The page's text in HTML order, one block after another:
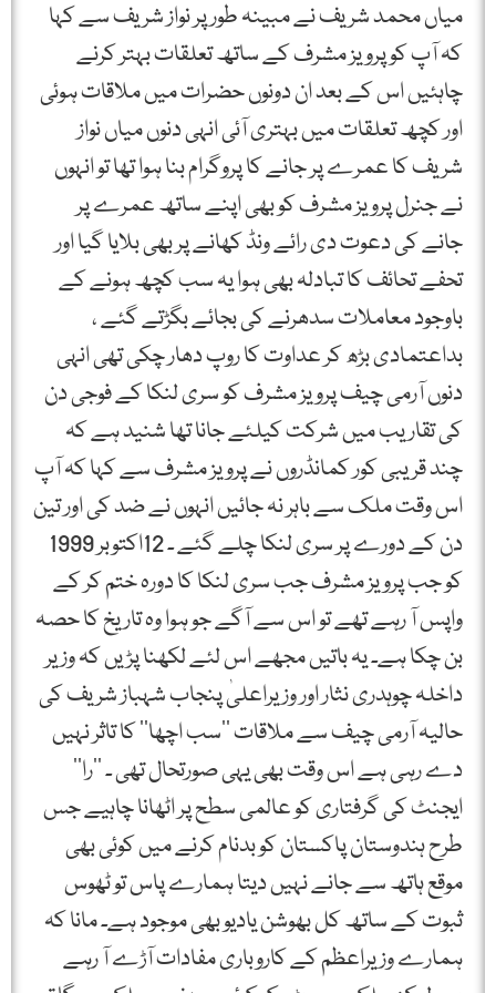
میاں محمد شریف نے مبینہ طور پر نواز شریف سے کہا
کہ آپ کو پرویز مشرف کے ساتھ تعلقات بہتر کرنے
چاہئیں اس کے بعد ان دونوں حضرات میں ملاقات ہوئی
اور کچھ تعلقات میں بہتری آئی انہی دنوں میاں نواز
شریف کا عمرے پر جانے کا پروگرام بنا ہوا تھا تو انہوں
نے جنرل پرویز مشرف کو بھی اپنے ساتھ عمرے پر
جانے کی دعوت دی رائے ونڈ کھانے پر بھی بلایا گیا اور
تحفے تحائف کا تبادلہ بھی ہوا یہ سب کچھ ہونے کے
باوجود معاملات سدھرنے کی بجائے بگڑتے گئے ،
بداعتمادی بڑھ کر عداوت کا روپ دھار چکی تھی انہی
دنوں آرمی چیف پرویز مشرف کو سری لنکا کے فوجی دن
کی تقاریب میں شرکت کیلئے جانا تھا شنید ہے کہ
چند قریبی کور کمانڈروں نے پرویز مشرف سے کہا کہ آپ
اس وقت ملک سے باہر نہ جائیں انہوں نے ضد کی اور تین
دن کے دورے پر سری لنکا چلے گئے ۔ 12اکتوبر 1999
کو جب پرویز مشرف جب سری لنکا کا دورہ ختم کر کے
واپس آ رہے تھے تو اس سے آگے جو ہوا وہ تاریخ کا حصہ
بن چکا ہے۔ یہ باتیں مجھے اس لئے لکھنا پڑیں کہ وزیر
داخلہ چوہدری نثار اور وزیراعلیٰ پنجاب شہباز شریف کی
حالیہ آرمی چیف سے ملاقات ’’سب اچھا‘‘ کا تاثر نہیں
دے رہی ہے اس وقت بھی یہی صورتحال تھی ۔ ’’را‘‘
ایجنٹ کی گرفتاری کو عالمی سطح پر اٹھانا چاہیے جس
طرح ہندوستان پاکستان کو بدنام کرنے میں کوئی بھی
موقع ہاتھ سے جانے نہیں دیتا ہمارے پاس تو ٹھوس
ثبوت کے ساتھ کل بھوشن یادیو بھی موجود ہے۔ مانا کہ
ہمارے وزیراعظم کے کاروباری مفادات آڑے آ رہے